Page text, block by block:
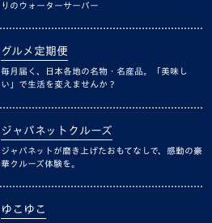
りのウォーターサーバー
グルメ定期便
毎月届く、日本各地の名物・名産品。「美味し
い」で生活を変えませんか？
ジャパネットクルーズ
ジャパネットが磨き上げたおもてなしで、感動の豪
華クルーズ体験を。
ゆこゆこ